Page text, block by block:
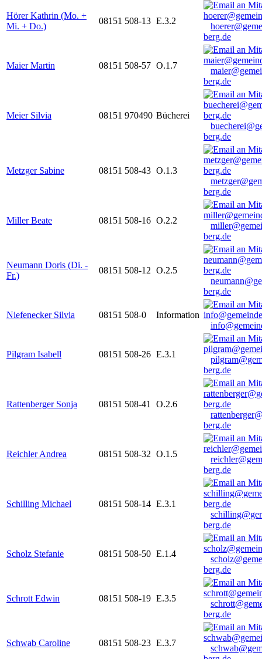
Hörer Kathrin (Mo. +
Mi. + Do.)
08151 508-13 E.3.2
berg.de
Maier Martin 08151 508-57 O.1.7
berg.de
Meier Silvia 08151 970490 Bücherei
berg.de
Metzger Sabine 08151 508-43 O.1.3
berg.de
Miller Beate 08151 508-16 O.2.2
berg.de
Neumann Doris (Di. -
Fr.)
08151 508-12 O.2.5
berg.de
Niefenecker Silvia 08151 508-0
Information
Pilgram Isabell 08151 508-26 E.3.1
berg.de
Rattenberger Sonja 08151 508-41
O.2.6
berg.de
Reichler Andrea 08151 508-32 O.1.5
berg.de
Schilling Michael 08151 508-14 E.3.1
berg.de
Scholz Stefanie 08151 508-50 E.1.4
berg.de
Schrott Edwin 08151 508-19 E.3.5
berg.de
Schwab Caroline 08151 508-23 E.3.7